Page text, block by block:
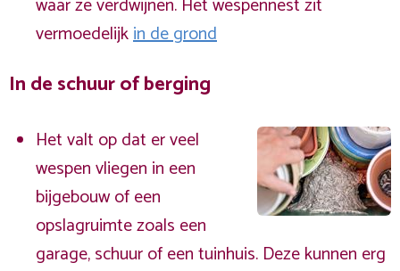
vermoedelijkin de grond
In de schuur of berging
Het valt op dat er veel
wespen vliegen in een
bijgebouw of een
opslagruimte zoals een
garage, schuur of een tuinhuis. Deze kunnen erg